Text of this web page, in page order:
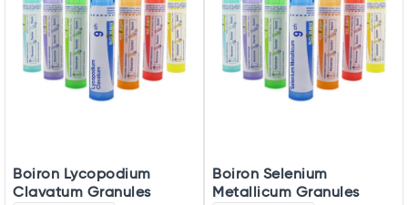
Boiron Lycopodium
Clavatum Granules
Boiron Selenium
Metallicum Granules